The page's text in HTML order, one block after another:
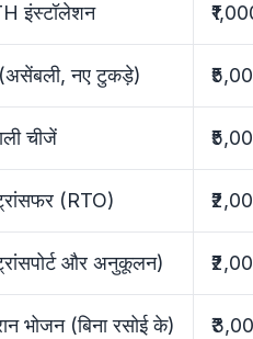
इंस्टॉलेशन
नए टुकड़े)
चीजें
(RTO)
और अनुकूलन)
भोजन (बिना रसोई के)